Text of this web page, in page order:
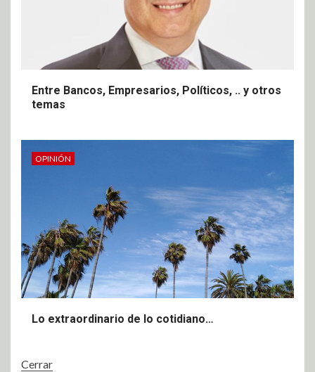
Entre Bancos, Empresarios, Políticos, .. y otros
temas
OPINIÓN
Lo extraordinario de lo cotidiano…
Cerrar